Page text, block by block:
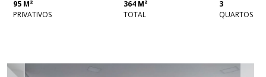
95 M²
PRIVATIVOS
364 M²
TOTAL
3
QUARTOS